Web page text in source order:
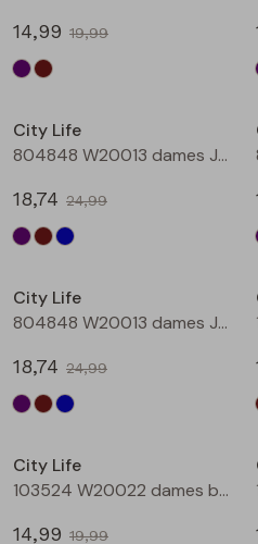
14,99 19,99
City Life
804848 W20013 dames Jurk Aubergine
18,74 24,99
City Life
804848 W20013 dames Jurk Petrol
18,74 24,99
City Life
103524 W20022 dames bloese km Wijnrood
14,99 19,99